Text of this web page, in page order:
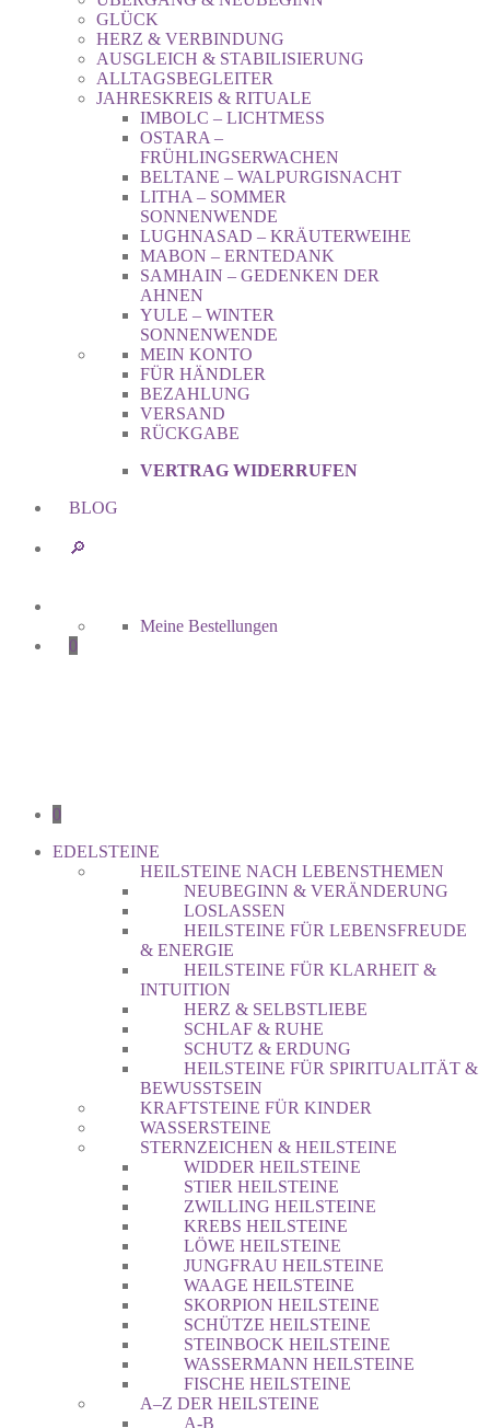
GLÜCK
HERZ & VERBINDUNG
AUSGLEICH & STABILISIERUNG
ALLTAGSBEGLEITER
JAHRESKREIS & RITUALE
IMBOLC – LICHTMESS
OSTARA –
FRÜHLINGSERWACHEN
BELTANE – WALPURGISNACHT
LITHA – SOMMER
SONNENWENDE
LUGHNASAD – KRÄUTERWEIHE
MABON – ERNTEDANK
SAMHAIN – GEDENKEN DER
AHNEN
YULE – WINTER
SONNENWENDE
MEIN KONTO
FÜR HÄNDLER
BEZAHLUNG
VERSAND
RÜCKGABE
VERTRAG WIDERRUFEN
BLOG
🔎︎
Meine Bestellungen
0
0
EDELSTEINE
HEILSTEINE NACH LEBENSTHEMEN
NEUBEGINN & VERÄNDERUNG
LOSLASSEN
HEILSTEINE FÜR LEBENSFREUDE
& ENERGIE
HEILSTEINE FÜR KLARHEIT &
INTUITION
HERZ & SELBSTLIEBE
SCHLAF & RUHE
SCHUTZ & ERDUNG
HEILSTEINE FÜR SPIRITUALITÄT &
BEWUSSTSEIN
KRAFTSTEINE FÜR KINDER
WASSERSTEINE
STERNZEICHEN & HEILSTEINE
WIDDER HEILSTEINE
STIER HEILSTEINE
ZWILLING HEILSTEINE
KREBS HEILSTEINE
LÖWE HEILSTEINE
JUNGFRAU HEILSTEINE
WAAGE HEILSTEINE
SKORPION HEILSTEINE
SCHÜTZE HEILSTEINE
STEINBOCK HEILSTEINE
WASSERMANN HEILSTEINE
FISCHE HEILSTEINE
A–Z DER HEILSTEINE
A-B